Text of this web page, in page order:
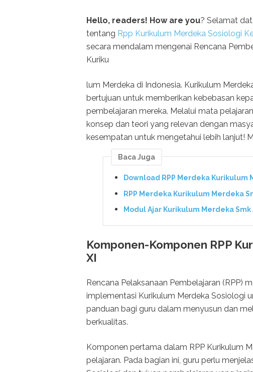
Hello, readers! How are you? Selamat
tentang Rpp Kurikulum Merdeka Sosiologi
secara mendalam mengenai Rencana
Kuriku
lum Merdeka di Indonesia. Kurikulum
bertujuan untuk memberikan kebebasan
pembelajaran mereka. Melalui mata
konsep dan teori yang relevan dengan
kesempatan untuk mengetahui lebih lanjut!
Baca Juga
Download RPP Merdeka Kurikulum
RPP Merdeka Kurikulum Merdeka
Modul Ajar Kurikulum Merdeka Smk
Komponen-Komponen RPP
XI
Rencana Pelaksanaan Pembelajaran (RPP)
implementasi Kurikulum Merdeka Sosiologi
panduan bagi guru dalam menyusun dan
berkualitas.
Komponen pertama dalam RPP Kurikulum
pelajaran. Pada bagian ini, guru perlu